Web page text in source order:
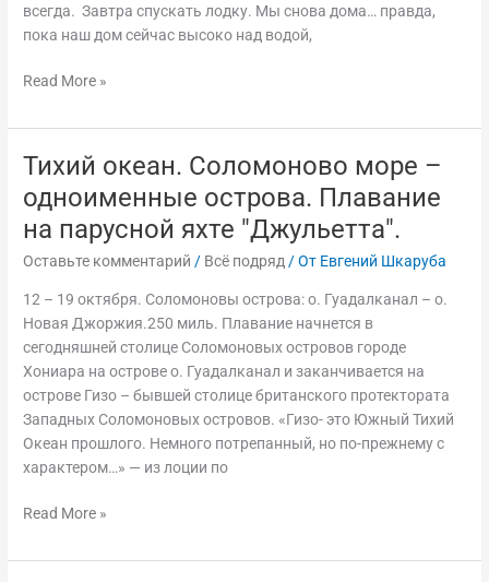
всегда. Завтра спускать лодку. Мы снова дома… правда,
пока наш дом сейчас высоко над водой,
Read More »
Тихий океан. Соломоново море –
одноименные острова. Плавание
на парусной яхте "Джульетта".
Оставьте комментарий / Всё подряд / От Евгений Шкаруба
12 – 19 октября. Соломоновы острова: о. Гуадалканал – о.
Новая Джоржия.250 миль. Плавание начнется в
сегодняшней столице Соломоновых островов городе
Хониара на острове о. Гуадалканал и заканчивается на
острове Гизо – бывшей столице британского протектората
Западных Соломоновых островов. «Гизо- это Южный Тихий
Океан прошлого. Немного потрепанный, но по-прежнему с
характером…» — из лоции по
Тихий
Соломоново
море
–
острова.
Плавание
на
парусной
яхте
"Джульетта".
Read More »